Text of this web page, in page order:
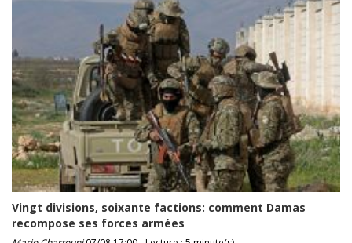
Vingt divisions, soixante factions: comment Damas
recompose ses forces armées